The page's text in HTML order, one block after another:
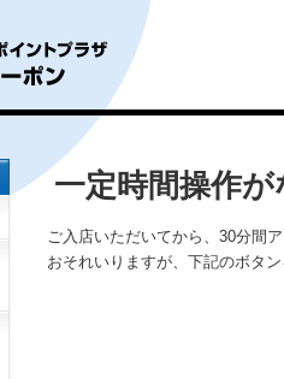
一定時間操作
ご入店いただいてから、30分間
おそれいりますが、下記のボタ